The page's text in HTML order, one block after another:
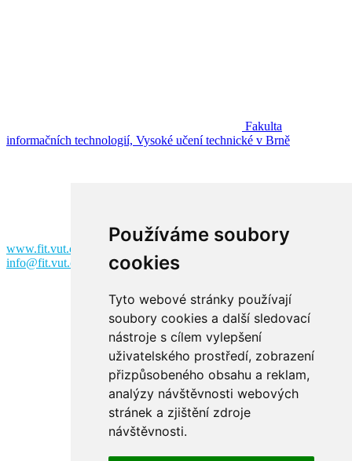
Používáme soubory
cookies
Tyto webové stránky používají
soubory cookies a další sledovací
nástroje s cílem vylepšení
uživatelského prostředí, zobrazení
přizpůsobeného obsahu a reklam,
analýzy návštěvnosti webových
stránek a zjištění zdroje
návštěvnosti.
Fakulta
informačních technologií, Vysoké učení technické v Brně
www.fit.vut.cz
info@fit.vut.cz
Facebook